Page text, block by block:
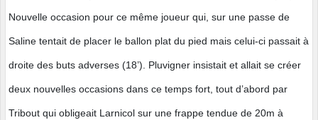
Nouvelle occasion pour ce même joueur qui, sur une passe de
Saline tentait de placer le ballon plat du pied mais celui-ci passait à
droite des buts adverses (18’). Pluvigner insistait et allait se créer
deux nouvelles occasions dans ce temps fort, tout d’abord par
Tribout qui obligeait Larnicol sur une frappe tendue de 20m à